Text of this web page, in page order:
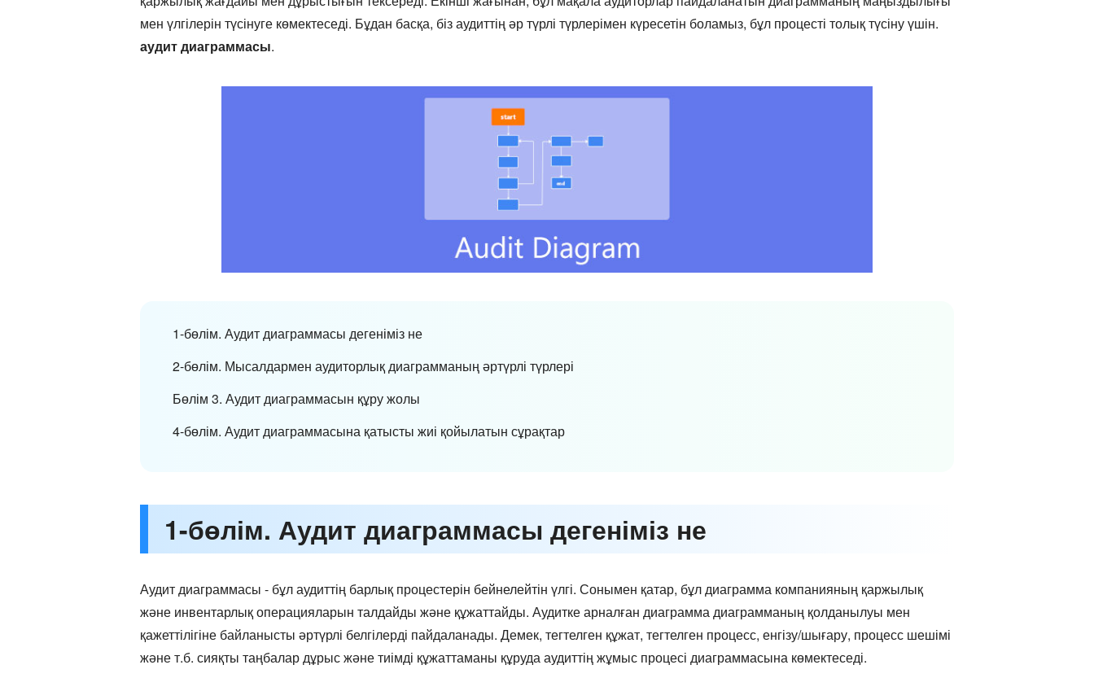
мен үлгілерін түсінуге көмектеседі. Бұдан басқа, біз аудиттің әр түрлі түрлерімен күресетін боламыз, бұл процесті толық түсіну үшін.
аудит диаграммасы.
1-бөлім. Аудит диаграммасы дегеніміз не
2-бөлім. Мысалдармен аудиторлық диаграмманың әртүрлі түрлері
Бөлім 3. Аудит диаграммасын құру жолы
4-бөлім. Аудит диаграммасына қатысты жиі қойылатын сұрақтар
1-бөлім. Аудит диаграммасы дегеніміз не
Аудит диаграммасы - бұл аудиттің барлық процестерін бейнелейтін үлгі. Сонымен қатар, бұл диаграмма компанияның қаржылық
және инвентарлық операцияларын талдайды және құжаттайды. Аудитке арналған диаграмма диаграмманың қолданылуы мен
қажеттілігіне байланысты әртүрлі белгілерді пайдаланады. Демек, тегтелген құжат, тегтелген процесс, енгізу/шығару, процесс шешімі
және т.б. сияқты таңбалар дұрыс және тиімді құжаттаманы құруда аудиттің жұмыс процесі диаграммасына көмектеседі.